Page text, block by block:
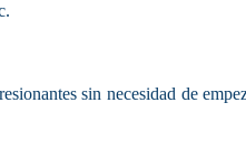
sin necesidad de